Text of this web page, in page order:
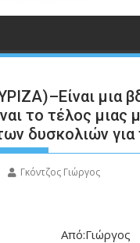
μια
το τέλος μιας
δυσκολιών για
Γκόντζος Γιώργος
Από:Γιώργος